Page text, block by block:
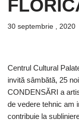
30 septembrie , 2020
Centrul Cultural
invită sâmbătă, 25
CONDENSĂRI a
de vedere tehnic am
contribuie la